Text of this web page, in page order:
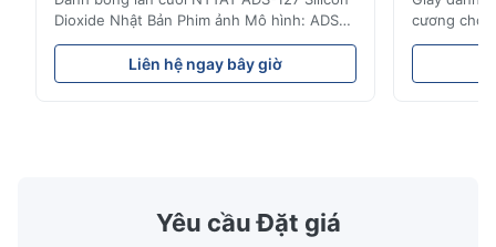
Dioxide Nhật Bản Phim ảnh Mô hình: ADS-
127 Nguồn gốc:Nhật Bản Chi tiết nhanh ●
Các hạt được phun đều trên bề mặt phủ ●
Cường độ và độ linh hoạt tốt, thích hợp để
Liên hệ ngay bây giờ
cương cho
tính năng
mạnh và
Yêu cầu Đặt giá